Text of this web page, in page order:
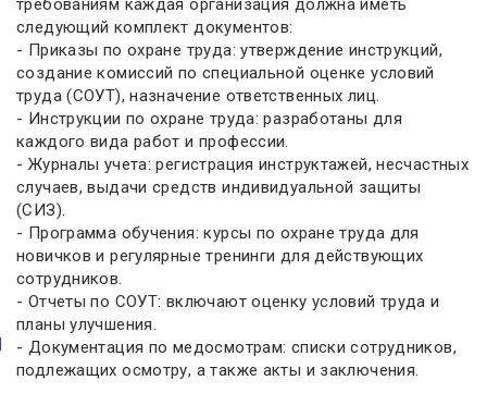
требованиям каждая организация должна иметь
следующий комплект документов:
- Приказы по охране труда: утверждение инструкций,
создание комиссий по специальной оценке условий
труда (СОУТ), назначение ответственных лиц.
- Инструкции по охране труда: разработаны для
каждого вида работ и профессии.
- Журналы учета: регистрация инструктажей, несчастных
случаев, выдачи средств индивидуальной защиты
(СИЗ).
- Программа обучения: курсы по охране труда для
новичков и регулярные тренинги для действующих
сотрудников.
- Отчеты по СОУТ: включают оценку условий труда и
планы улучшения.
- Документация по медосмотрам: списки сотрудников,
подлежащих осмотру, а также акты и заключения.